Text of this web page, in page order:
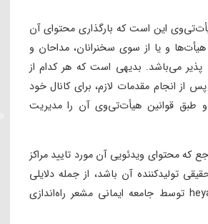
هیأتی در محیطی سالم و
این است که بارگذاری محتوای آن
و یا از سوی سخنرانان، مداحان و
می‌باشد. بدیهی است که هر کدام از
مقدمات لازم، برای کانال خود
قوانین هیأت‌تی‌وی آن را مدیریت
ویدئویی آن مورد تایید مراکز